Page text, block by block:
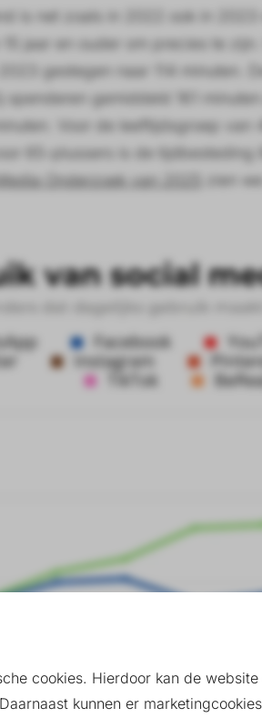
is net zoals in 2022 ook in 2023
jaar en ouder om precies te
gestegen naar 114 minuten.
spenderen gemiddeld 161
Voor de leeftijdsgroep
65-plussers is de tijdbesteding
Onderzoek van 2025 zien
cookies. Hierdoor kan de
kunnen er